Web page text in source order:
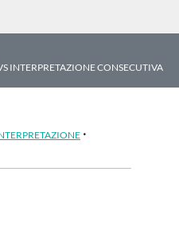
INTERPRETAZIONE CONSECUTIVA
·